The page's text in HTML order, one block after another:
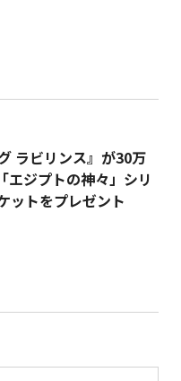
ラビリンス』が30万
ジプトの神々」シリ
ットをプレゼント